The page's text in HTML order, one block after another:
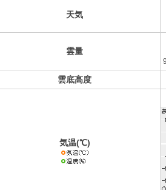
天気
雲量
雲底高度
気温(℃)